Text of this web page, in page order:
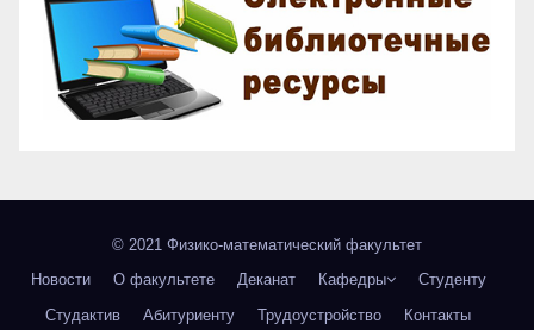
© 2021 Физико-математический факультет
Новости
О факультете Деканат Кафедры
Студенту
Студактив
Абитуриенту Трудоустройство Контакты